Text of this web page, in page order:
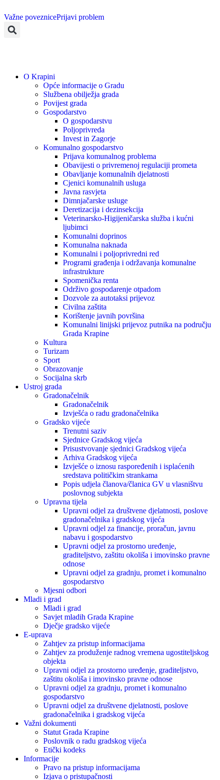
Važne poveznicePrijavi problem
O Krapini
Opće informacije o Gradu
Službena obilježja grada
Povijest grada
Gospodarstvo
O gospodarstvu
Poljoprivreda
Invest in Zagorje
Komunalno gospodarstvo
Prijava komunalnog problema
Obavijesti o privremenoj regulaciji prometa
Obavljanje komunalnih djelatnosti
Cjenici komunalnih usluga
Javna rasvjeta
Dimnjačarske usluge
Deretizacija i dezinsekcija
Veterinarsko-Higijeničarska služba i kućni
ljubimci
Komunalni doprinos
Komunalna naknada
Komunalni i poljoprivredni red
Programi građenja i održavanja komunalne
infrastrukture
Spomenička renta
Održivo gospodarenje otpadom
Dozvole za autotaksi prijevoz
Civilna zaštita
Korištenje javnih površina
Komunalni linijski prijevoz putnika na području
Grada Krapine
Kultura
Turizam
Sport
Obrazovanje
Socijalna skrb
Ustroj grada
Gradonačelnik
Gradonačelnik
Izvješća o radu gradonačelnika
Gradsko vijeće
Trenutni saziv
Sjednice Gradskog vijeća
Prisustvovanje sjednici Gradskog vijeća
Arhiva Gradskog vijeća
Izvješće o iznosu raspoređenih i isplaćenih
sredstava političkim strankama
Popis udjela članova/članica GV u vlasništvu
poslovnog subjekta
Upravna tijela
Upravni odjel za društvene djelatnosti, poslove
gradonačelnika i gradskog vijeća
Upravni odjel za financije, proračun, javnu
nabavu i gospodarstvo
Upravni odjel za prostorno uređenje,
graditeljstvo, zaštitu okoliša i imovinsko pravne
odnose
Upravni odjel za gradnju, promet i komunalno
gospodarstvo
Mjesni odbori
Mladi i grad
Mladi i grad
Savjet mladih Grada Krapine
Dječje gradsko vijeće
E-uprava
Zahtjev za pristup informacijama
Zahtjev za produženje radnog vremena ugostiteljskog
objekta
Upravni odjel za prostorno uređenje, graditeljstvo,
zaštitu okoliša i imovinsko pravne odnose
Upravni odjel za gradnju, promet i komunalno
gospodarstvo
Upravni odjel za društvene djelatnosti, poslove
gradonačelnika i gradskog vijeća
Važni dokumenti
Statut Grada Krapine
Poslovnik o radu gradskog vijeća
Etički kodeks
Informacije
Pravo na pristup informacijama
Izjava o pristupačnosti